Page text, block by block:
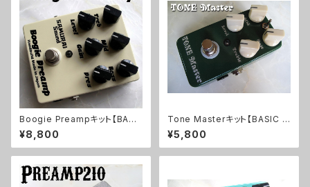
Boogie Preampキット【BASI
C KIT】
¥8,800
Tone Masterキット【BASIC K
IT】
¥5,800